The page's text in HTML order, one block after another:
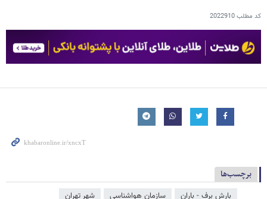
کد مطلب2022910
برچسب‌ها
بارش برف - باران سازمان هواشناسی شهر تهران